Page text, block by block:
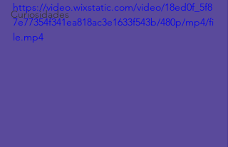
Curiosidades
https://video.wixstatic.com/video/18ed0f_5f8
7e77354f341ea818ac3e1633f543b/480p/mp4/fi
le.mp4